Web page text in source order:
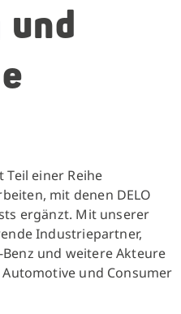
einer Reihe
mit denen DELO
ergänzt. Mit unserer
Industriepartner,
und weitere Akteure
und Consumer